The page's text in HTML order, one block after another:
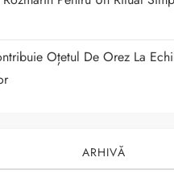
Oțetul De Orez La
ARHIVĂ